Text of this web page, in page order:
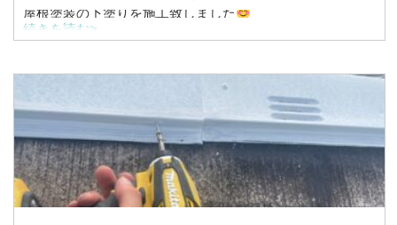
屋根塗装の下塗りを施工致しました
こんにちは！
浜松市南区を中心に塗装工事全般を行っている、
塗替家の堤と申します。
続きを読む>